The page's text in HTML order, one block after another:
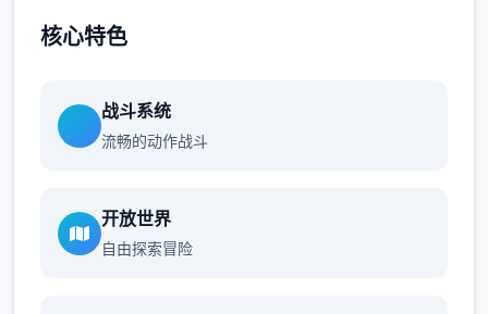
核心特色
战斗系统
流畅的动作战斗
开放世界
自由探索冒险